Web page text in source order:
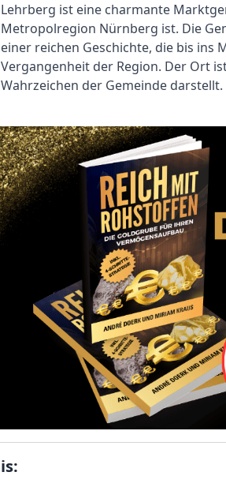
Lehrberg ist eine charmante
Metropolregion Nürnberg ist. Die
einer reichen Geschichte, die bis ins
Vergangenheit der Region. Der Ort
Wahrzeichen der Gemeinde darstellt.